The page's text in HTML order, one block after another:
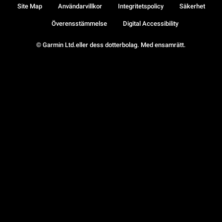
© Garmin Ltd.eller dess dotterbolag. Med ensamrätt.
Site Map Användarvillkor Integritetspolicy Säkerhet
Överensstämmelse Digital Accessibility